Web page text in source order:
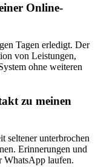
Online-
Tagen erledigt. Der
von Leistungen,
ohne weiteren
zu meinen
seltener unterbrochen
Erinnerungen und
WhatsApp laufen.